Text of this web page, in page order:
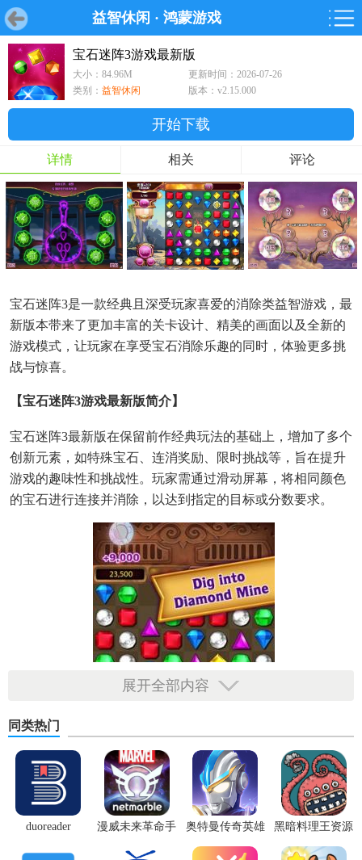
益智休闲 · 鸿蒙游戏
首页 游戏 软件 鸿蒙游戏
首页 游戏 软件 鸿蒙
游戏
鸿蒙
软件
专题
宝石迷阵3游戏最新版
大小：84.96M
更新时间：2026-07-26
类别： 益智休闲 版本：v2.15.000
开始下载
详情 相关 评论
宝石迷阵3是一款经典且深受玩家喜爱的消除类益智游戏，最
新版本带来了更加丰富的关卡设计、精美的画面以及全新的
游戏模式，让玩家在享受宝石消除乐趣的同时，体验更多挑
战与惊喜。
【宝石迷阵3游戏最新版简介】
宝石迷阵3最新版在保留前作经典玩法的基础上，增加了多个
创新元素，如特殊宝石、连消奖励、限时挑战等，旨在提升
游戏的趣味性和挑战性。玩家需通过滑动屏幕，将相同颜色
的宝石进行连接并消除，以达到指定的目标或分数要求。
展开全部内容
同类热门
duoreader
漫威未来革命手
奥特曼传奇英雄
体验服
黑暗料理王资源
无限